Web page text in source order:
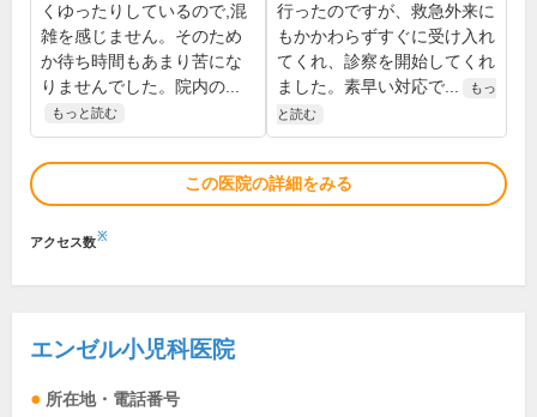
くゆったりしているので,混
雑を感じません。そのため
か待ち時間もあまり苦にな
りませんでした。院内の...
もっと読む
行ったのですが、救急外来に
もかかわらずすぐに受け入れ
てくれ、診察を開始してくれ
ました。素早い対応で...
もっ
と読む
この医院の詳細をみる
アクセス数※
エンゼル小児科医院
所在地・電話番号